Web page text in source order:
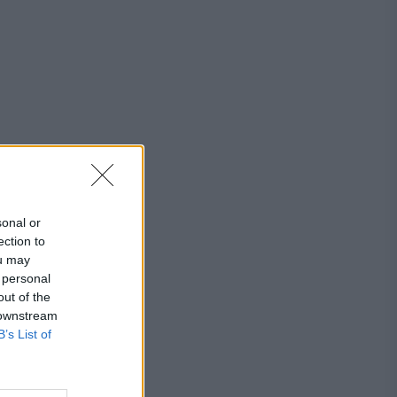
or
to
may
of the
List of